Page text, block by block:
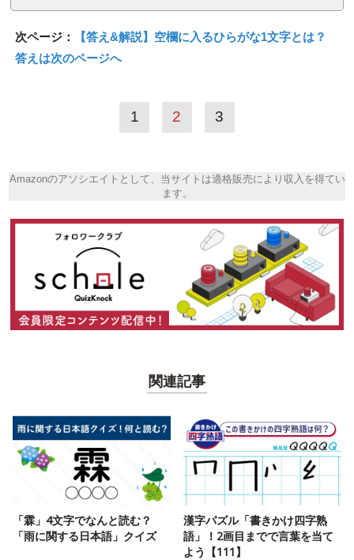
次ページ：
【答え&解説】空欄に入るひらがな1文字とは？
答えは次のページへ
1 2 3
Amazonのアソシエイトとして、当サイトは適格販売により収入を得てい
ます。
関連記事
「霖」4文字でなんと読む？
「雨に関する日本語」クイズ
漢字パズル「書きかけ四字熟
語」！2画目までで言葉を当て
よう【111】